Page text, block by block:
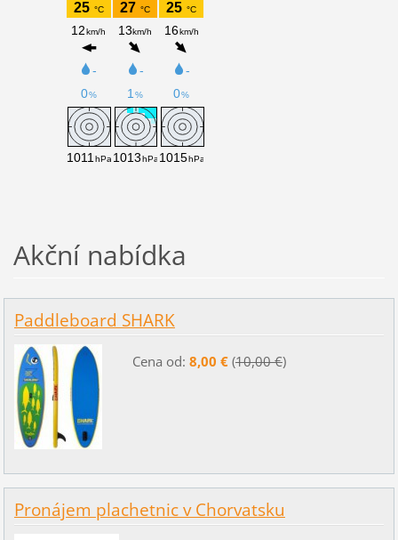
Akční nabídka
Paddleboard SHARK
Cena od: 8,00 €(10,00 €)
Pronájem plachetnic v Chorvatsku